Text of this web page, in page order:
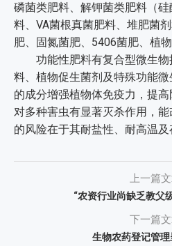
磷菌类肥料、解钾菌类肥料（
料、VA菌根真菌肥料、堆肥菌
肥、固氮菌肥、5406菌肥、植
功能性肥料有复合型微生物
料、植物促生菌剂及特殊功能
的成分增强植物体免疫力，提高
对多种害虫有显著灭杀作用，
的风险在于其耐盐性、耐高温及
上一篇
“农资行业尚缺乏教父
下一篇
生物农药登记管